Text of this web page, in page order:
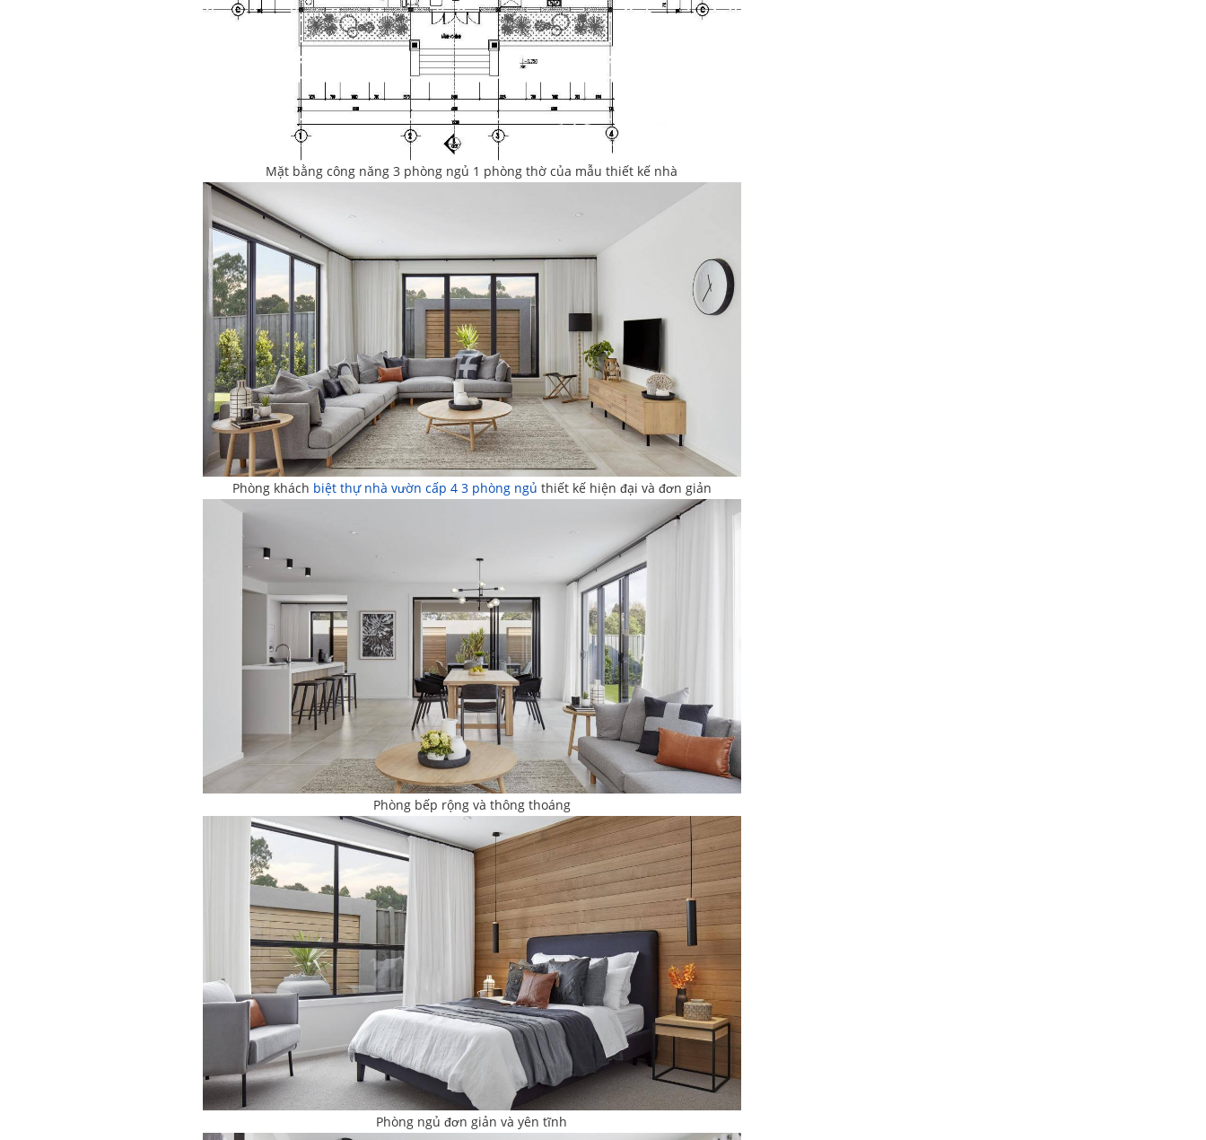
Mặt bằng công năng 3 phòng ngủ 1 phòng thờ của mẫu thiết kế nhà
Phòng khách biệt thự nhà vườn cấp 4 3 phòng ngủ thiết kế hiện đại và đơn giản
Phòng bếp rộng và thông thoáng
Phòng ngủ đơn giản và yên tĩnh